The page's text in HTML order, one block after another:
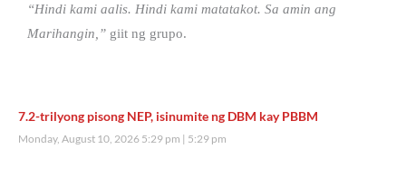
“Hindi kami aalis. Hindi kami matatakot. Sa amin ang
Marihangin,” giit ng grupo.
7.2-trilyong pisong NEP, isinumite ng DBM kay PBBM
Monday, August 10, 2026 5:29 pm 5:29 pm